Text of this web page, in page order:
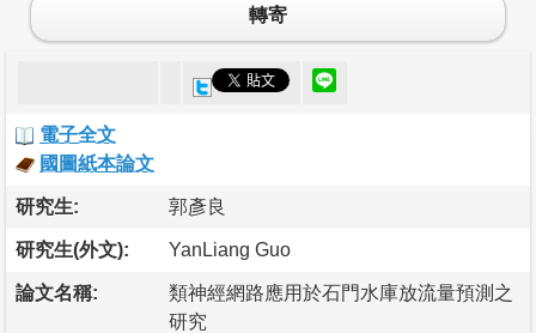
轉寄
電子全文
國圖紙本論文
研究生: 郭彥良
研究生(外文): YanLiang Guo
論文名稱:
類神經網路應用於石門水庫放流量預測之
研究